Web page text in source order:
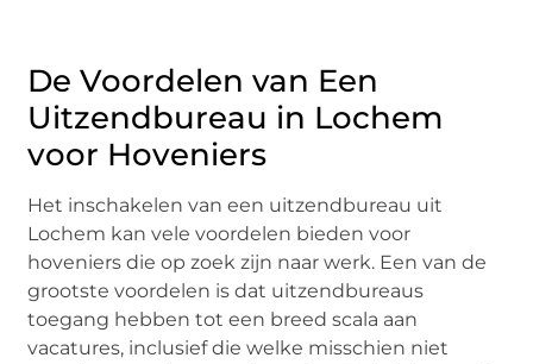
De Voordelen van Een
Uitzendbureau in Lochem
voor Hoveniers
Het inschakelen van een uitzendbureau uit
Lochem kan vele voordelen bieden voor
hoveniers die op zoek zijn naar werk. Een van de
grootste voordelen is dat uitzendbureaus
toegang hebben tot een breed scala aan
vacatures, inclusief die welke misschien niet